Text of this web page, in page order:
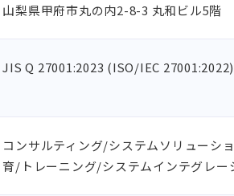
山梨県甲府市丸の内2-8-3 丸和ビル5階
JIS Q 27001:2023 (ISO/IEC 27001:2022)
コンサルティング/システムソリューシ
育/トレーニング/システムインテグレー